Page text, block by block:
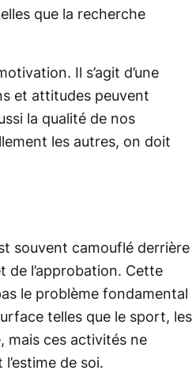
que la recherche
Il s’agit d’une
et attitudes peuvent
la qualité de nos
les autres, on doit
souvent camouflé derrière
de l’approbation. Cette
le problème fondamental
telles que le sport, les
mais ces activités ne
de soi.